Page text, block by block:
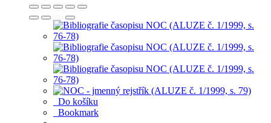
Do košíku
Bookmark